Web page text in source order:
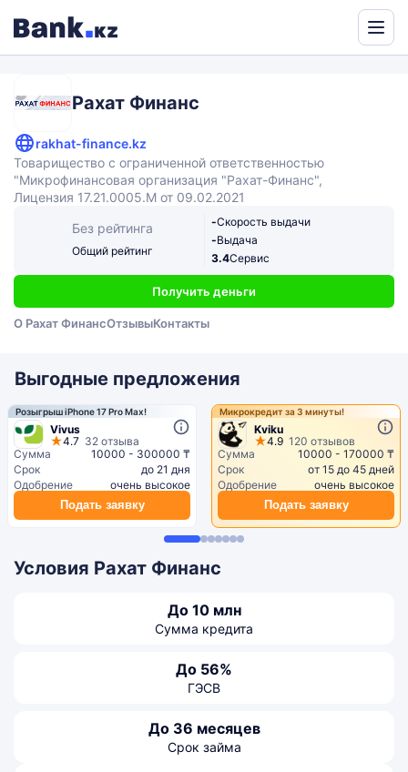
Рахат Финанс
rakhat-finance.kz
Товарищество с ограниченной ответственностью
"Микрофинансовая организация "Рахат-Финанс",
Лицензия 17.21.0005.M от 09.02.2021
Без рейтинга
Общий рейтинг
-Скорость выдачи
-Выдача
3.4Сервис
Получить деньги
О Рахат ФинансОтзывыКонтакты
Выгодные предложения
Розыгрыш iPhone 17 Pro Max!
Vivus
4.7 32 отзыва
Сумма
10000 - 300000 ₸
Срок
до 21 дня
Одобрение
очень высокое
Подать заявку
Микрокредит за 3 минуты!
Kviku
4.9 120 отзывов
Сумма
10000 - 170000 ₸
Срок
от 15 до 45 дней
Одобрение
очень высокое
Подать заявку
Условия Рахат Финанс
До 10 млн
Сумма кредита
До 56%
ГЭСВ
До 36 месяцев
Срок займа